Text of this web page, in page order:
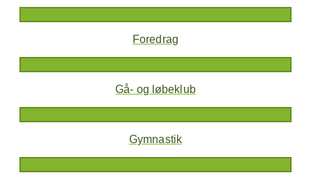
Foredrag
Gå- og løbeklub
Gymnastik